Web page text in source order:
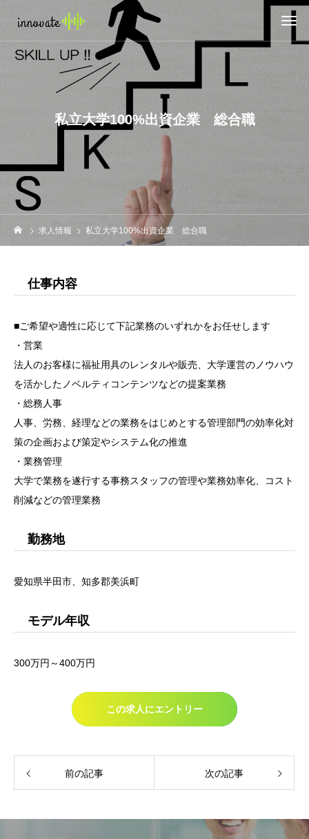
私立大学100%出資企業 総合職
求人情報 私立大学100%出資企業 総合職
仕事内容
■ご希望や適性に応じて下記業務のいずれかをお任せします
・営業
法人のお客様に福祉用具のレンタルや販売、大学運営のノウハウ
を活かしたノベルティコンテンツなどの提案業務
・総務人事
人事、労務、経理などの業務をはじめとする管理部門の効率化対
策の企画および策定やシステム化の推進
・業務管理
大学で業務を遂行する事務スタッフの管理や業務効率化、コスト
削減などの管理業務
勤務地
愛知県半田市、知多郡美浜町
モデル年収
300万円～400万円
この求人にエントリー
前の記事 次の記事